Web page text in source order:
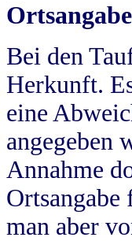
Bei den
Herkunft.
eine
angegeben
Annahme
Ortsangabe
man aber